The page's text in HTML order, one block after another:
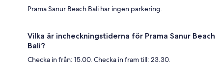
Prama Sanur Beach Bali har ingen parkering.
Vilka är incheckningstiderna för Prama Sanur Beach
Bali?
Checka in från: 15.00. Checka in fram till: 23.30.